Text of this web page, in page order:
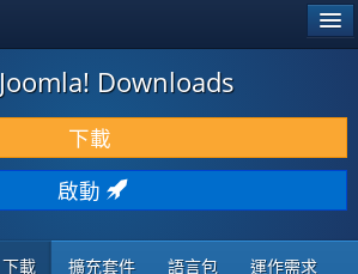
Joomla! Downloads
下載
啟動
下載 擴充套件 語言包 運作需求